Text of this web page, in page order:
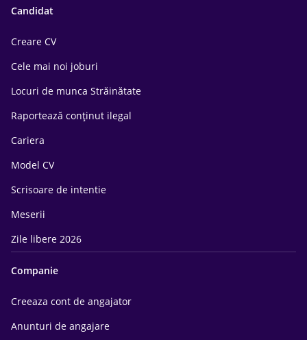
Candidat
Creare CV
Cele mai noi joburi
Locuri de munca Străinătate
Raportează conținut ilegal
Cariera
Model CV
Scrisoare de intentie
Meserii
Zile libere 2026
Companie
Creeaza cont de angajator
Anunturi de angajare